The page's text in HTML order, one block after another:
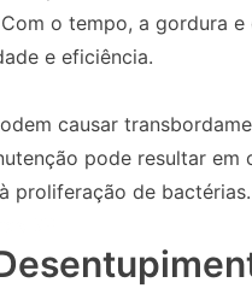
o tempo, a gordura e
e eficiência.
causar
pode resultar em
proliferação de bactérias.